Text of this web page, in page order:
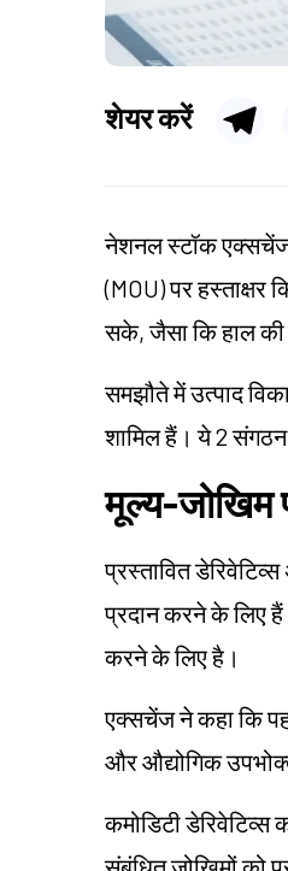
शेयर करें
नेशनल स्टॉक एक्सचेंज
(MOU) पर हस्ताक्षर
सके, जैसा कि हाल की
समझौते में उत्पाद
शामिल हैं। ये 2 संगठन
मूल्य-जोखिम
प्रस्तावित
प्रदान करने के लिए
करने के लिए है।
एक्सचेंज ने कहा कि
और औद्योगिक
कमोडिटी डेरिवेटिव्स